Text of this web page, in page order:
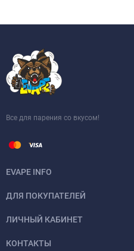
Все для парения со вкусом!
EVAPE INFO
ДЛЯ ПОКУПАТЕЛЕЙ
ЛИЧНЫЙ КАБИНЕТ
КОНТАКТЫ